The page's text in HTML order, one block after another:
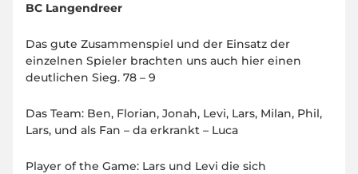
BC Langendreer
Das gute Zusammenspiel und der Einsatz der
einzelnen Spieler brachten uns auch hier einen
deutlichen Sieg. 78 – 9
Das Team: Ben, Florian, Jonah, Levi, Lars, Milan, Phil,
Lars, und als Fan – da erkrankt – Luca
Player of the Game: Lars und Levi die sich